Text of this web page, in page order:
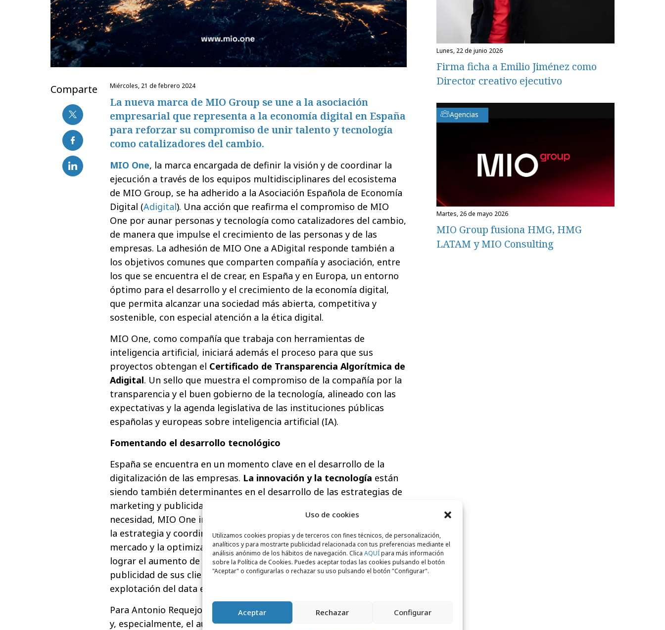
Uso de cookies
Utilizamos cookies propias y de terceros con fines técnicos, de personalización,
analíticos y para mostrarte publicidad relacionada con tus preferencias mediante el
análisis anónimo de los hábitos de navegación. Clica AQUÍpara más información
sobre la Política de Cookies. Puedes aceptar todas las cookies pulsando el botón
"Aceptar" o configurarlas o rechazar su uso pulsando el botón "Configurar".
Aceptar Rechazar Configurar
Comparte miércoles, 21 de febrero 2024
La nueva marca de MIO Group se une a la asociación
empresarial que representa a la economía digital en España
para reforzar su compromiso de unir talento y tecnología
como catalizadores del cambio.
MIO One, la marca encargada de definir la visión y de coordinar la
ejecución a través de los equipos multidisciplinares del ecosistema
de MIO Group, se ha adherido a la Asociación Española de Economía
Digital (Adigital). Una acción que reafirma el compromiso de MIO
One por aunar personas y tecnología como catalizadores del cambio,
de manera que impulse el crecimiento de las personas y de las
empresas. La adhesión de MIO One a ADigital responde también a
los objetivos comunes que comparten compañía y asociación, entre
los que se encuentra el de crear, en España y en Europa, un entorno
óptimo para el desarrollo y el crecimiento de la economía digital,
que permita alcanzar una sociedad más abierta, competitiva y
sostenible, con especial atención a la ética digital.
MIO One, como compañía que trabaja con herramientas de
inteligencia artificial, iniciará además el proceso para que sus
proyectos obtengan el Certificado de Transparencia Algorítmica de
Adigital. Un sello que muestra el compromiso de la compañía por la
transparencia y el buen gobierno de la tecnología, alineado con las
expectativas y la agenda legislativa de las instituciones públicas
españolas y europeas sobre inteligencia artificial (IA).
Fomentando el desarrollo tecnológico
España se encuentra en un momento clave en el desarrollo de la
digitalización de las empresas. La innovación y la tecnología están
siendo también determinantes en el desarrollo de las estrategias de
marketing y publicidad de las marcas. Para dar respuesta a esta
necesidad, MIO One integra tecnología y creatividad para desarrollar
la estrategia y coordinar la ejecución de planes de lanzamiento al
mercado y la optimización de ventas, operaciones e inversión para
lograr el aumento de la efectividad de las campañas de marketing y
publicidad de sus clientes, basado en la captura, análisis y
explotación del data extremo a extremo.
Para Antonio Requejo, director general de MIO One, "la digitalización
y, especialmente, el auge de la Inteligencia Artificial en este último
lunes, 22 de junio 2026
Firma ficha a Emilio Jiménez como
Director creativo ejecutivo
Agencias
martes, 26 de mayo 2026
MIO Group fusiona HMG, HMG
LATAM y MIO Consulting